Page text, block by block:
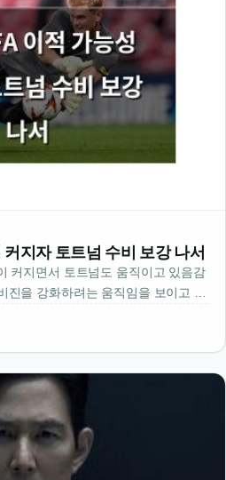
지자 토트넘 수비 보강 나서
커지면서 토트넘도 움직이고 있음감
을 강화하려는 움직임을 보이고 있
도 크게 떨어질 거고수비까지 약해지